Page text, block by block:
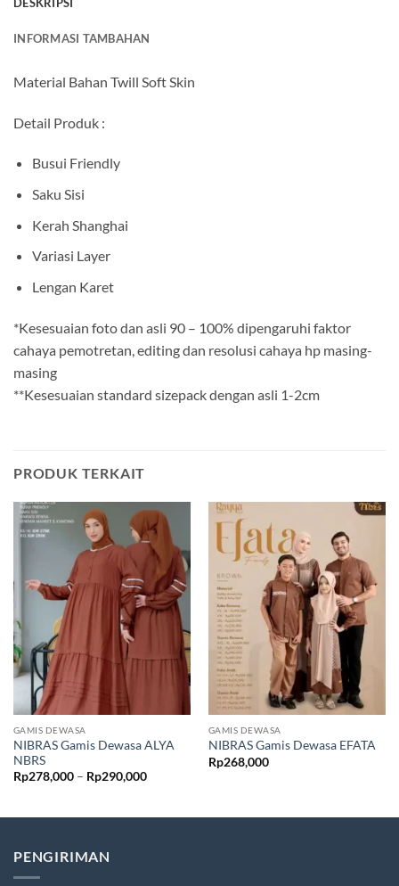
INFORMASI TAMBAHAN
Material Bahan Twill Soft Skin
Detail Produk :
Busui Friendly
Saku Sisi
Kerah Shanghai
Variasi Layer
Lengan Karet
*Kesesuaian foto dan asli 90 – 100% dipengaruhi faktor
cahaya pemotretan, editing dan resolusi cahaya hp masing-
masing
**Kesesuaian standard sizepack dengan asli 1-2cm
PRODUK TERKAIT
GAMIS DEWASA
NIBRAS Gamis Dewasa ALYA
NBRS
Rp278,000 – Rp290,000Rentang
Rp290,000
GAMIS DEWASA
NIBRAS Gamis Dewasa EFATA
Rp268,000
PENGIRIMAN